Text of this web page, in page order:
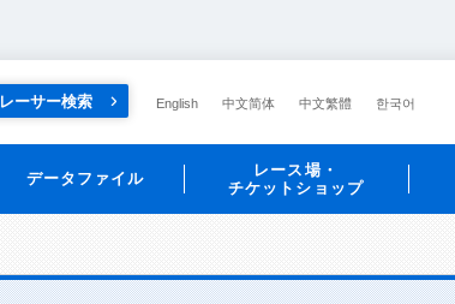
レーサー検索 English 中文简体 中文繁體 한국어
データファイル
レース場・
チケットショップ